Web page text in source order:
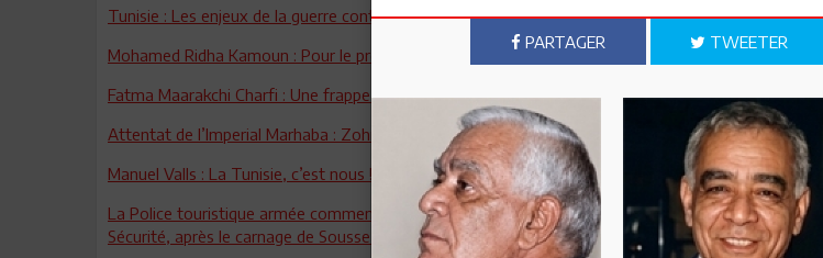
Tunisie : Les enjeux de la guerre contre le terrorisme
Mohamed Ridha Kamoun : Pour le projet d’une Tunisie que nous aimons
Fatma Maarakchi Charfi : Une frappe au cœur de l’économie !
Attentat de l’Imperial Marhaba : Zohra Driss, cette femme battante, inlassable au service des autres
Manuel Valls : La Tunisie, c’est nous ! Elle ne sera jamais seule!
La Police touristique armée commence son déploiement à Sousse
Sécurité, après le carnage de Sousse : A quand un plan «Badr»?
PARTAGER TWEETER